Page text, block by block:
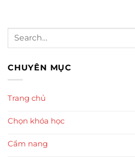
CHUYÊN MỤC
Trang chủ
Chọn khóa học
Cẩm nang